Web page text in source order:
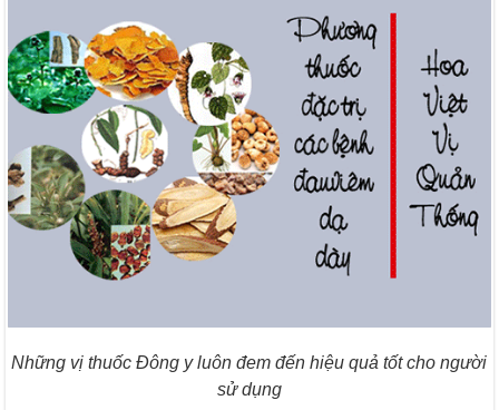
Những vị thuốc Đông y luôn đem đến hiệu quả tốt cho người
sử dụng